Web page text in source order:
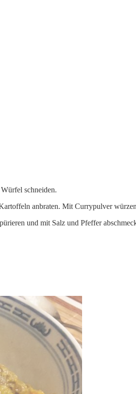
schneiden.
anbraten. Mit Currypulver
und mit Salz und Pfeffer